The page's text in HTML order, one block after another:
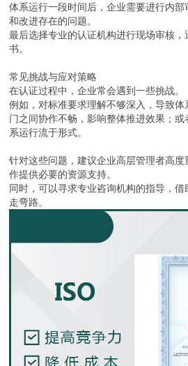
体系运行一段时间后，企业需要进行内
和改进存在的问题。
最后选择专业的认证机构进行现场审核
书。
常见挑战与应对策略
在认证过程中，企业常会遇到一些挑战。
例如，对标准要求理解不够深入，导致
门之间协作不畅，影响整体推进效果；
系运行流于形式。
针对这些问题，建议企业高层管理者高
作提供必要的资源支持。
同时，可以寻求专业咨询机构的指导，
走弯路。